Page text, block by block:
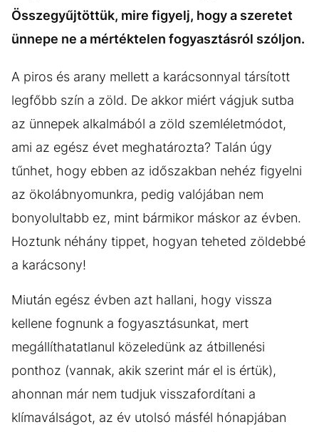
Összegyűjtöttük, mire figyelj, hogy a szeretet
ünnepe ne a mértéktelen fogyasztásról szóljon.
A piros és arany mellett a karácsonnyal társított
legfőbb szín a zöld. De akkor miért vágjuk sutba
az ünnepek alkalmából a zöld szemléletmódot,
ami az egész évet meghatározta? Talán úgy
tűnhet, hogy ebben az időszakban nehéz figyelni
az ökolábnyomunkra, pedig valójában nem
bonyolultabb ez, mint bármikor máskor az évben.
Hoztunk néhány tippet, hogyan teheted zöldebbé
a karácsony!
Miután egész évben azt hallani, hogy vissza
kellene fognunk a fogyasztásunkat, mert
megállíthatatlanul közeledünk az átbillenési
ponthoz (vannak, akik szerint már el is értük),
ahonnan már nem tudjuk visszafordítani a
klímaválságot, az év utolsó másfél hónapjában